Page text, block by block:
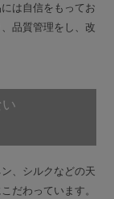
は自信をもってお
品質管理をし、改
、シルクなどの天
だわっています。